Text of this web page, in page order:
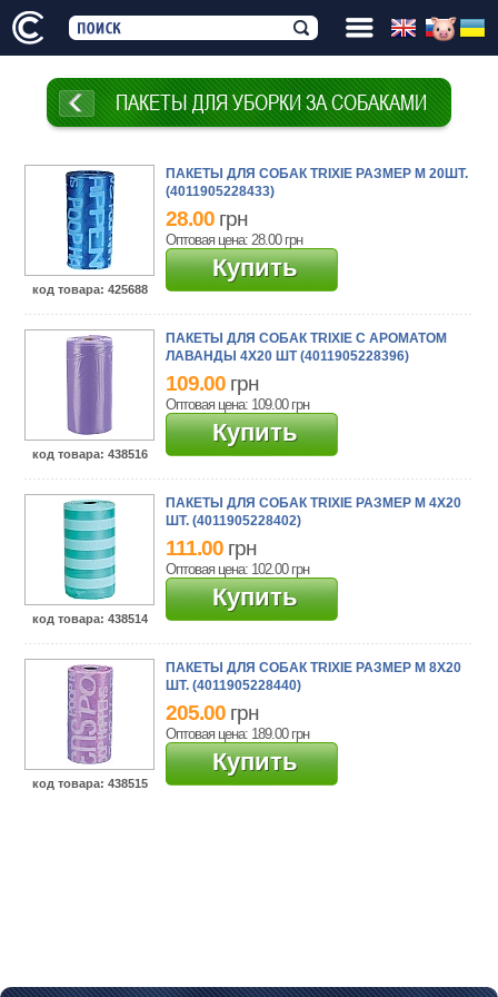
ПАКЕТЫ ДЛЯ УБОРКИ ЗА СОБАКАМИ
код товара: 425688
ПАКЕТЫ ДЛЯ СОБАК TRIXIE РАЗМЕР M 20ШТ.
(4011905228433)
28.00 грн
Оптовая цена: 28.00 грн
Купить
код товара: 438516
ПАКЕТЫ ДЛЯ СОБАК TRIXIE С АРОМАТОМ
ЛАВАНДЫ 4X20 ШТ (4011905228396)
109.00 грн
Оптовая цена: 109.00 грн
Купить
код товара: 438514
ПАКЕТЫ ДЛЯ СОБАК TRIXIE РАЗМЕР M 4X20
ШТ. (4011905228402)
111.00 грн
Оптовая цена: 102.00 грн
Купить
код товара: 438515
ПАКЕТЫ ДЛЯ СОБАК TRIXIE РАЗМЕР M 8X20
ШТ. (4011905228440)
205.00 грн
Оптовая цена: 189.00 грн
Купить